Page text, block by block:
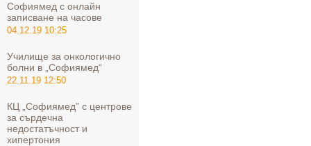
Софиямед с онлайн
записване на часове
04.12.19 10:25
Училище за онкологично
болни в „Софиямед“
22.11.19 12:50
КЦ „Софиямед” с центрове
за сърдечна
недостатъчност и
хипертония